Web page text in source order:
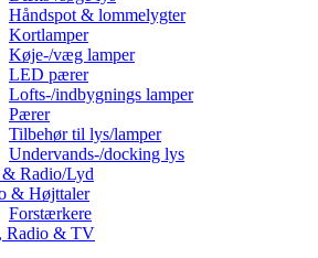
Håndspot & lommelygter
Kortlamper
Køje-/væg lamper
LED pærer
Lofts-/indbygnings lamper
Pærer
Tilbehør til lys/lamper
Undervands-/docking lys
Radio/Lyd
& Højttaler
Forstærkere
Radio & TV